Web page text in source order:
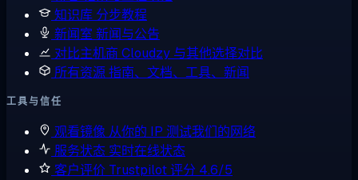
知识库 分步教程
新闻室 新闻与公告
对比主机商 Cloudzy 与其他选择对比
所有资源指南、文档、工具、新闻
工具与信任
观看镜像 从你的 IP 测试我们的网络
服务状态 实时在线状态
客户评价 Trustpilot 评分 4.6/5